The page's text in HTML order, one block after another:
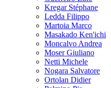
Kregar Stéphane
Ledda Filippo
Martoia Marco
Masakado Ken'ichi
Moncalvo Andrea
Moser Giuliano
Netti Michele
Nogara Salvatore
Ortolan Didier